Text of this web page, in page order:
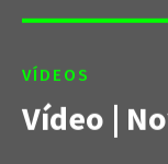
VÍDEOS
Vídeo |